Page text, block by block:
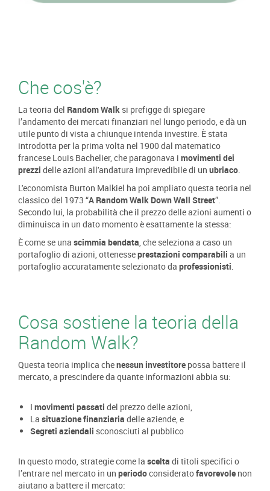
Che cos'è?
La teoria del Random Walk si prefigge di spiegare
l’andamento dei mercati finanziari nel lungo periodo, e dà un
utile punto di vista a chiunque intenda investire. È stata
introdotta per la prima volta nel 1900 dal matematico
francese Louis Bachelier, che paragonava i movimenti dei
prezzi delle azioni all'andatura imprevedibile di un ubriaco
L'economista Burton Malkiel ha poi ampliato questa teoria nel
classico del 1973 “A Random Walk Down Wall Street”.
Secondo lui, la probabilità che il prezzo delle azioni aumenti o
diminuisca in un dato momento è esattamente la stessa:
È come se una scimmia bendata , che seleziona a caso un
portafoglio di azioni, ottenesseprestazioni comparabili a un
portafoglio accuratamente selezionato da professionisti
Cosa sostiene la teoria della
Random Walk?
Questa teoria implica chenessun investitore possa battere il
mercato, a prescindere da quante informazioni abbia su:
I movimenti passati del prezzo delle azioni,
La situazione finanziaria delle aziende, e
Segreti aziendali sconosciuti al pubblico
In questo modo, strategie come la scelta di titoli specifici o
l’entrare nel mercato in un periodoconsideratofavorevole non
aiutano a battere il mercato: